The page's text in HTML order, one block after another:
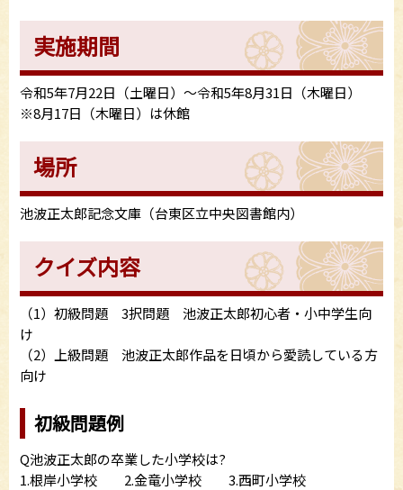
実施期間
令和5年7月22日（土曜日）～令和5年8月31日（木曜日）
※8月17日（木曜日）は休館
場所
池波正太郎記念文庫（台東区立中央図書館内）
クイズ内容
（1）初級問題 3択問題 池波正太郎初心者・小中学生向
け
（2）上級問題 池波正太郎作品を日頃から愛読している方
向け
初級問題例
Q池波正太郎の卒業した小学校は?
1.根岸小学校 2.金竜小学校 3.西町小学校